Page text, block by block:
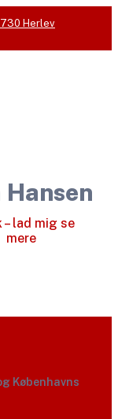
Herlev
– lad mig se
mere
Københavns